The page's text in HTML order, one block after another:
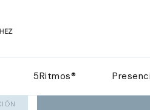
5Ritmos®